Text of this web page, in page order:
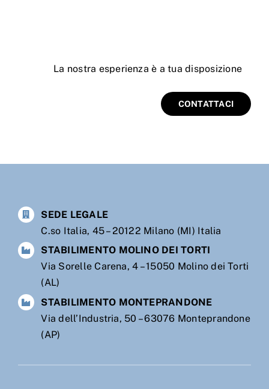
La nostra esperienza è a tua disposizione
CONTATTACI
SEDE LEGALE
C.so Italia, 45 – 20122 Milano (MI) Italia
STABILIMENTO MOLINO DEI TORTI
Via Sorelle Carena, 4 – 15050 Molino dei Torti
(AL)
STABILIMENTO MONTEPRANDONE
Via dell’Industria, 50 – 63076 Monteprandone
(AP)